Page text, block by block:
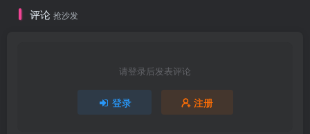
评论 抢沙发
请登录后发表评论
登录 注册